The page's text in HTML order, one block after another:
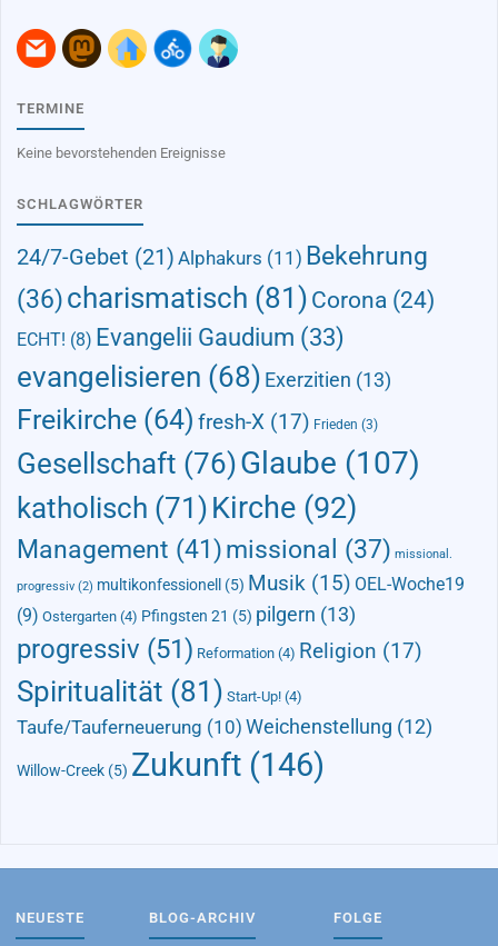
TERMINE
Keine bevorstehenden Ereignisse
SCHLAGWÖRTER
24/7-Gebet (21) Alphakurs (11) Bekehrung
(36)charismatisch (81) Corona (24)
ECHT! (8) Evangelii Gaudium (33)
evangelisieren (68) Exerzitien (13)
Freikirche (64) fresh-X (17) Frieden (3)
Gesellschaft (76)Glaube (107)
katholisch (71) Kirche (92)
Management (41)missional (37) missional.
progressiv (2) multikonfessionell (5) Musik (15) OEL-Woche19
(9) Ostergarten (4) Pfingsten 21 (5) pilgern (13)
progressiv (51) Reformation (4) Religion (17)
Spiritualität (81) Start-Up! (4)
Taufe/Tauferneuerung (10) Weichenstellung (12)
Willow-Creek (5) Zukunft (146)
NEUESTE BLOG-ARCHIV FOLGE